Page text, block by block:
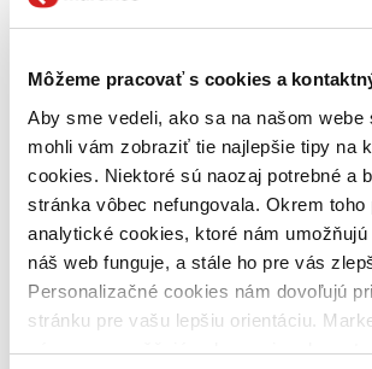
Môžeme pracovať s cookies a
Aby sme vedeli, ako sa na našom webe
mohli vám zobraziť tie najlepšie tipy na
cookies. Niektoré sú naozaj potrebné a
stránka vôbec nefungovala. Okrem toho
analytické cookies, ktoré nám
náš web funguje, a stále ho pre vás
Personalizačné cookies nám dovoľujú
stránku pre vašu lepšiu orientáciu.
nám zas umožňujú zobrazenie
Checkpoint Charlie
CZ
Působivé, fascinující a originální dějiny
Charlie, slavného vojenského stanoviště na
Západního Berlína. Místa, kde byla i v čase
hodně žhavá. Kniha pojednává o nervy
10,50 €